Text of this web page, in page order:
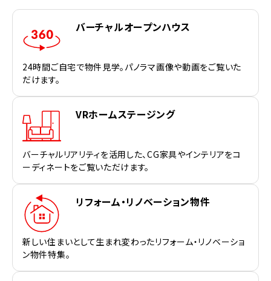
バーチャルオープンハウス
24時間ご自宅で物件見学。パノラマ画像や動画をご覧いた
だけます。
VRホームステージング
バーチャルリアリティを活用した、CG家具やインテリアをコ
ーディネートをご覧いただけます。
リフォーム・リノベーション物件
新しい住まいとして生まれ変わったリフォーム・リノベーショ
ン物件特集。